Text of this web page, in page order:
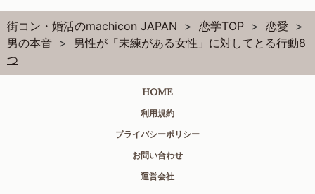
街コン・婚活のmachicon JAPAN 恋学TOP
恋愛
男の本音
男性が「未練がある女性」に対してとる行動8
つ
HOME
利用規約
プライバシーポリシー
お問い合わせ
運営会社